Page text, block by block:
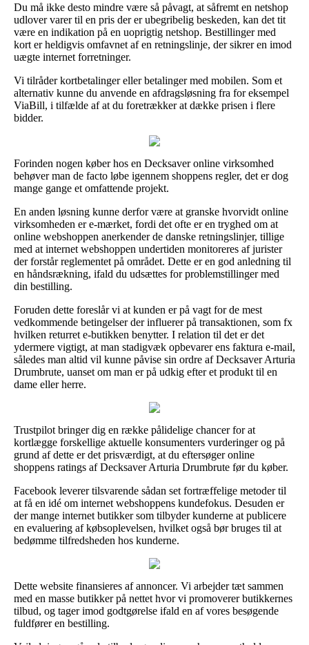
Du må ikke desto mindre være så påvagt, at såfremt en netshop
udlover varer til en pris der er ubegribelig beskeden, kan det tit
være en indikation på en uoprigtig netshop. Bestillinger med
kort er heldigvis omfavnet af en retningslinje, der sikrer en imod
uægte internet forretninger.
Vi tilråder kortbetalinger eller betalinger med mobilen. Som et
alternativ kunne du anvende en afdragsløsning fra for eksempel
ViaBill, i tilfælde af at du foretrækker at dække prisen i flere
bidder.
Forinden nogen køber hos en Decksaver online virksomhed
behøver man de facto løbe igennem shoppens regler, det er dog
mange gange et omfattende projekt.
En anden løsning kunne derfor være at granske hvorvidt online
virksomheden er e-mærket, fordi det ofte er en tryghed om at
online webshoppen anerkender de danske retningslinjer, tillige
med at internet webshoppen undertiden monitoreres af jurister
der forstår reglementet på området. Dette er en god anledning til
en håndsrækning, ifald du udsættes for problemstillinger med
din bestilling.
Foruden dette foreslår vi at kunden er på vagt for de mest
vedkommende betingelser der influerer på transaktionen, som fx
hvilken returret e-butikken benytter. I relation til det er det
ydermere vigtigt, at man stadigvæk opbevarer ens faktura e-mail,
således man altid vil kunne påvise sin ordre af Decksaver Arturia
Drumbrute, uanset om man er på udkig efter et produkt til en
dame eller herre.
Trustpilot bringer dig en række pålidelige chancer for at
kortlægge forskellige aktuelle konsumenters vurderinger og på
grund af dette er det prisværdigt, at du eftersøger online
shoppens ratings af Decksaver Arturia Drumbrute før du køber.
Facebook leverer tilsvarende sådan set fortræffelige metoder til
at få en idé om internet webshoppens kundefokus. Desuden er
der mange internet butikker som tilbyder kunderne at publicere
en evaluering af købsoplevelsen, hvilket også bør bruges til at
bedømme tilfredsheden hos kunderne.
Dette website finansieres af annoncer. Vi arbejder tæt sammen
med en masse butikker på nettet hvor vi promoverer butikkernes
tilbud, og tager imod godtgørelse ifald en af vores besøgende
fuldfører en bestilling.